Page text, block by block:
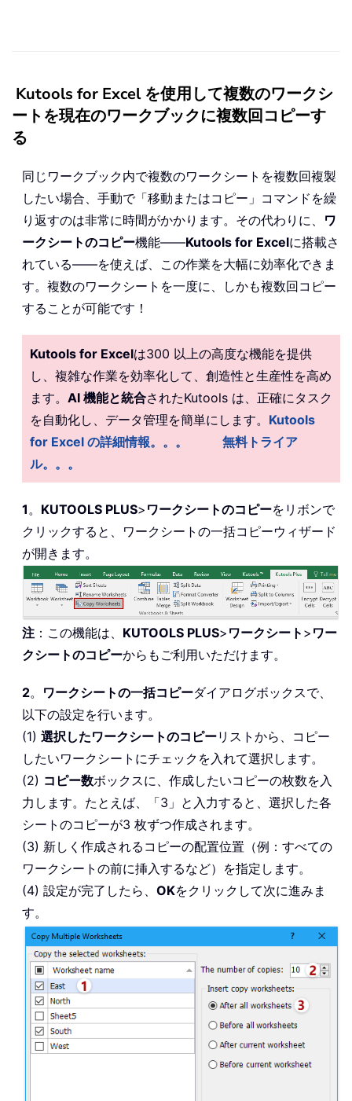
Kutools for Excel を使用して複数のワークシ
ートを現在のワークブックに複数回コピーす
る
同じワークブック内で複数のワークシートを複数回複製
したい場合、手動で「移動またはコピー」コマンドを繰
り返すのは非常に時間がかかります。その代わりに、 ワ
ークシートのコピー機能——Kutools for Excelに搭載さ
れている——を使えば、この作業を大幅に効率化できま
す。複数のワークシートを一度に、しかも複数回コピー
することが可能です！
Kutools for Excelは300 以上の高度な機能を提供
し、複雑な作業を効率化して、創造性と生産性を高め
ます。 AI 機能と統合されたKutools は、正確にタスク
を自動化し、データ管理を簡単にします。 Kutools
for Excel の詳細情報。。。
無料トライア
ル。。。
1。 KUTOOLS PLUS> ワークシートのコピーをリボンで
クリックすると、ワークシートの一括コピーウィザード
が開きます。
注 ：この機能は、 KUTOOLS PLUS> ワークシート > ワー
クシートのコピーからもご利用いただけます。
2。 ワークシートの一括コピーダイアログボックスで、
以下の設定を行います。
(1) 選択したワークシートのコピーリストから、コピー
したいワークシートにチェックを入れて選択します。
(2) コピー数ボックスに、作成したいコピーの枚数を入
力します。たとえば、「3」と入力すると、選択した各
シートのコピーが3 枚ずつ作成されます。
(3) 新しく作成されるコピーの配置位置（例：すべての
ワークシートの前に挿入するなど）を指定します。
(4) 設定が完了したら、 OKをクリックして次に進みま
す。